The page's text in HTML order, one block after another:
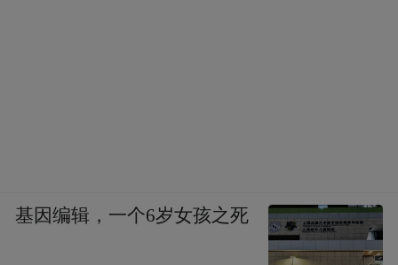
基因编辑，一个6岁女孩之死